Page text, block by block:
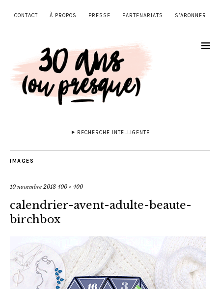
CONTACT À PROPOS PRESSE PARTENARIATS S’ABONNER
RECHERCHE INTELLIGENTE
IMAGES
10 novembre 2018 400 × 400
calendrier-avent-adulte-beaute-
birchbox